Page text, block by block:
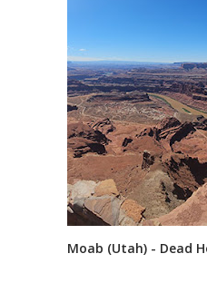
Moab (Utah) - Dead